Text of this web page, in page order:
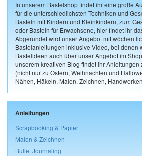
In unserem Bastelshop findet ihr eine große
für die unterschiedlichsten Techniken und
Basteln mit Kindern und Kleinkindern, zum
oder Basteln für Erwachsene, hier findet ihr
Abgerundet wird unser Angebot mit
Bastelanleitungen inklusive Video, bei denen
Bastelideen auch über unser Angebot im
unserem kreativen Blog findet ihr Anleitungen
(nicht nur zu Ostern, Weihnachten und
Nähen, Häkeln, Malen, Zeichnen,
Anleitungen
Scrapbooking & Papier
Malen & Zeichnen
Bullet Journaling